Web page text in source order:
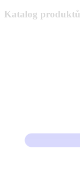
Katalog produktů